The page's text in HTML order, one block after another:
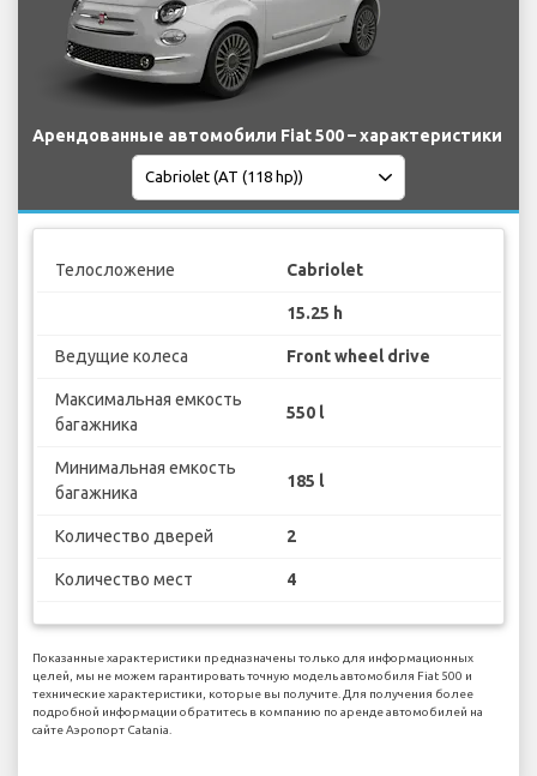
Арендованные автомобили Fiat 500 – характеристики
Телосложение Cabriolet
15.25 h
Ведущие колеса Front wheel drive
Максимальная емкость
багажника
550 l
Минимальная емкость
багажника
185 l
Количество дверей 2
Количество мест 4
Показанные характеристики предназначены только для информационных
целей, мы не можем гарантировать точную модель автомобиля Fiat 500 и
технические характеристики, которые вы получите. Для получения более
подробной информации обратитесь в компанию по аренде автомобилей на
сайте Аэропорт Catania.